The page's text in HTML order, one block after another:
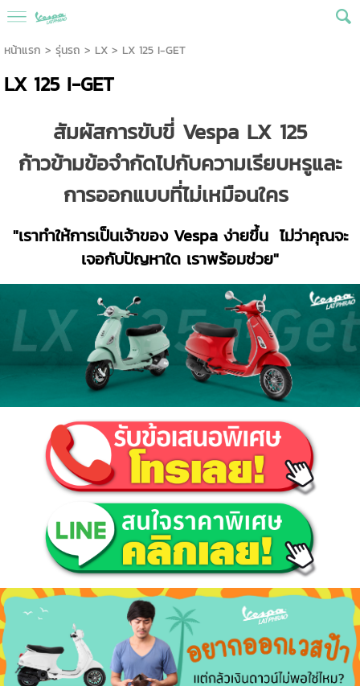
หน้าแรก > รุ่นรถ > LX> LX 125 I-GET
LX 125 I-GET
สัมผัสการขับขี่ Vespa LX 125
ก้าวข้ามข้อจำกัดไปกับความเรียบหรูและ
การออกแบบที่ไม่เหมือนใคร
"เราทำให้การเป็นเจ้าของ Vespa ง่ายขึ้น ไม่ว่าคุณจะ
เจอกับปัญหาใด เราพร้อมช่วย"